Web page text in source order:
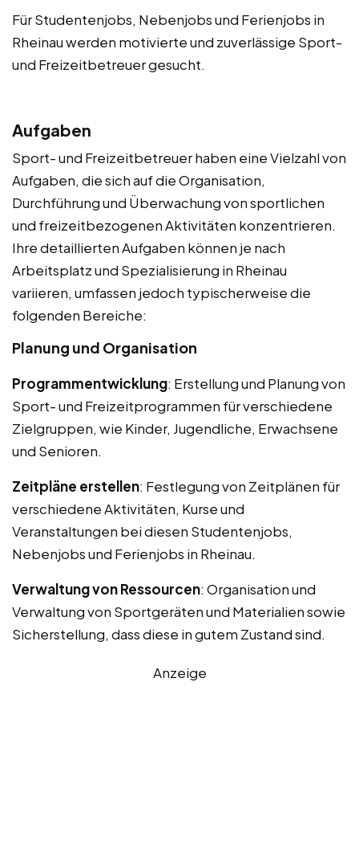
Für Studentenjobs, Nebenjobs und Ferienjobs in
Rheinau werden motivierte und zuverlässige Sport-
und Freizeitbetreuer gesucht.
Aufgaben
Sport- und Freizeitbetreuer haben eine Vielzahl von
Aufgaben, die sich auf die Organisation,
Durchführung und Überwachung von sportlichen
und freizeitbezogenen Aktivitäten konzentrieren.
Ihre detaillierten Aufgaben können je nach
Arbeitsplatz und Spezialisierung in Rheinau
variieren, umfassen jedoch typischerweise die
folgenden Bereiche:
Planung und Organisation
Programmentwicklung: Erstellung und Planung von
Sport- und Freizeitprogrammen für verschiedene
Zielgruppen, wie Kinder, Jugendliche, Erwachsene
und Senioren.
Zeitpläne erstellen: Festlegung von Zeitplänen für
verschiedene Aktivitäten, Kurse und
Veranstaltungen bei diesen Studentenjobs,
Nebenjobs und Ferienjobs in Rheinau.
Verwaltung von Ressourcen: Organisation und
Verwaltung von Sportgeräten und Materialien sowie
Sicherstellung, dass diese in gutem Zustand sind.
Anzeige